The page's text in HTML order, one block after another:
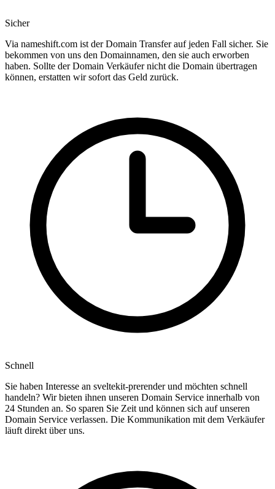
Sicher
Via nameshift.com ist der Domain Transfer auf jeden Fall sicher. Sie
bekommen von uns den Domainnamen, den sie auch erworben
haben. Sollte der Domain Verkäufer nicht die Domain übertragen
können, erstatten wir sofort das Geld zurück.
Schnell
Sie haben Interesse an sveltekit-prerender und möchten schnell
handeln? Wir bieten ihnen unseren Domain Service innerhalb von
24 Stunden an. So sparen Sie Zeit und können sich auf unseren
Domain Service verlassen. Die Kommunikation mit dem Verkäufer
läuft direkt über uns.